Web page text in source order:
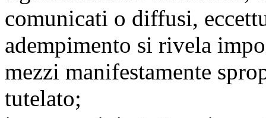
comunicati o diffusi,
adempimento si rivela
mezzi manifestamente
tutelato;